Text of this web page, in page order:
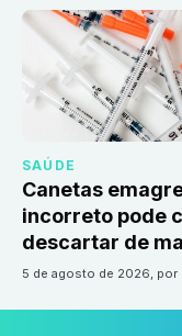
SAÚDE
Canetas
incorreto pode
descartar de
5 de agosto de 2026, por